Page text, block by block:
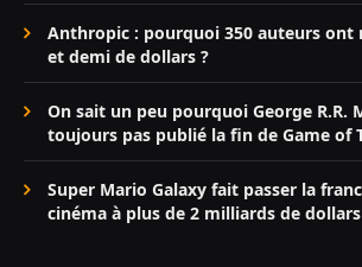
Anthropic : pourquoi 350 auteurs ont
et demi de dollars ?
On sait un peu pourquoi George R.R.
toujours pas publié la fin de Game of
Super Mario Galaxy fait passer la
cinéma à plus de 2 milliards de dollars